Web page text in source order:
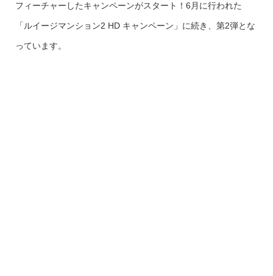
フィーチャーしたキャンペーンがスタート！6月に行われた
「ルイージマンション2 HD キャンペーン」に続き、第2弾とな
っています。